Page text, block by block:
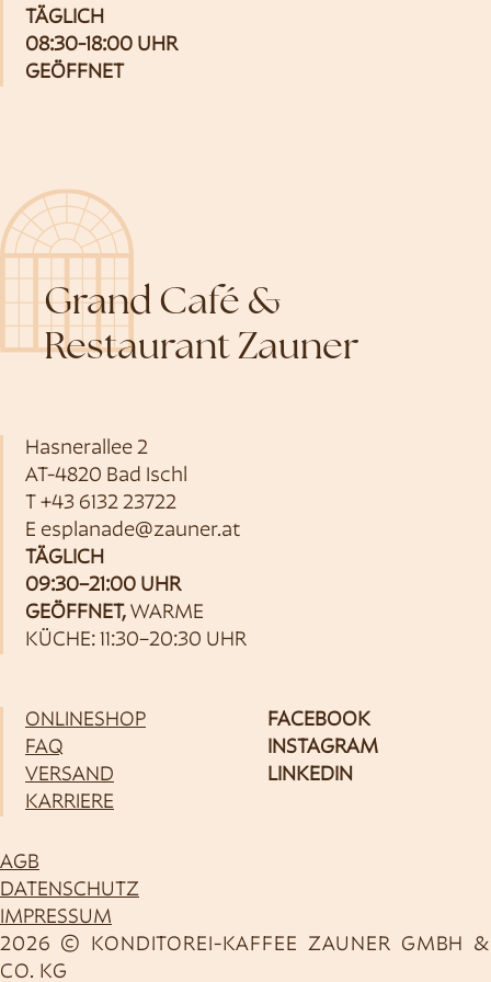
TÄGLICH
08:30-18:00 UHR
GEÖFFNET
Grand Café &
Restaurant Zauner
Hasnerallee 2
AT-4820 Bad Ischl
T +43 6132 23722
E esplanade@zauner.at
TÄGLICH
09:30–21:00 UHR
GEÖFFNET, WARME
KÜCHE: 11:30–20:30 UHR
ONLINESHOP
FAQ
VERSAND
KARRIERE
FACEBOOK
INSTAGRAM
LINKEDIN
2026 © KONDITOREI-KAFFEE ZAUNER GMBH &
CO. KG
AGB
DATENSCHUTZ
IMPRESSUM